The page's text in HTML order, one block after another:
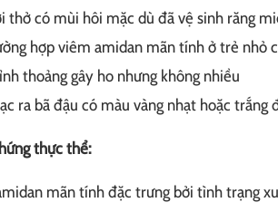
thở có mùi hôi mặc dù đã vệ sinh răng
hợp viêm amidan mãn tính ở trẻ nhỏ
thoảng gây ho nhưng không nhiều
ra bã đậu có màu vàng nhạt hoặc trắng
thực thể:
mãn tính đặc trưng bởi tình trạng